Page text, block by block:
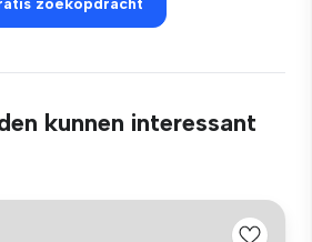
zoekopdracht
kunnen interessant